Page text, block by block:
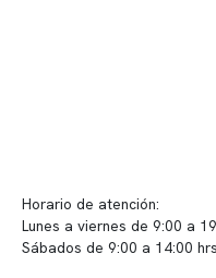
Horario de atención:
Lunes a viernes de 9:00 a
Sábados de 9:00 a 14:00